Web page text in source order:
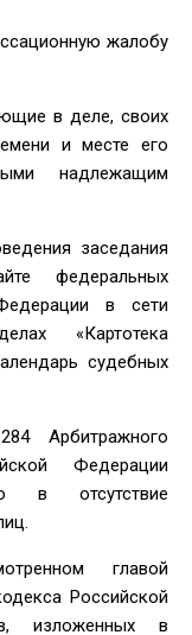
жалобу
в деле, своих
и месте его
надлежащим
заседания
федеральных
в сети
«Картотека
судебных
Арбитражного
Федерации
в отсутствие
главой
Российской
изложенных в